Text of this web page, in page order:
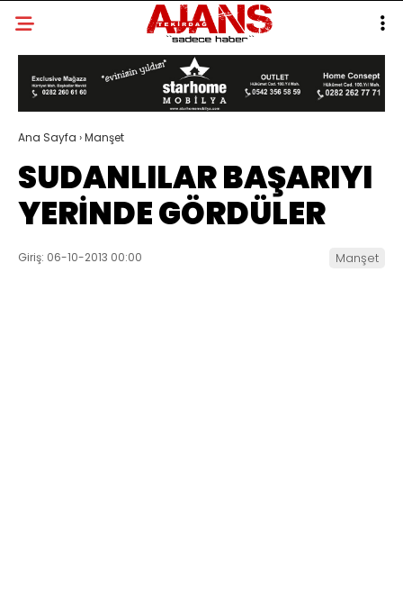
Ana Sayfa ›Manşet
SUDANLILAR BAŞARIYI
YERİNDE GÖRDÜLER
Giriş: 06-10-2013 00:00 Manşet